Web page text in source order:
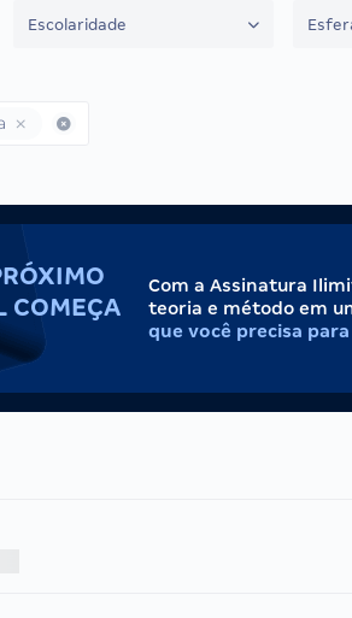
Escolaridade
COMEÇA
Com a Assinatura
teoria e método em
que você precisa